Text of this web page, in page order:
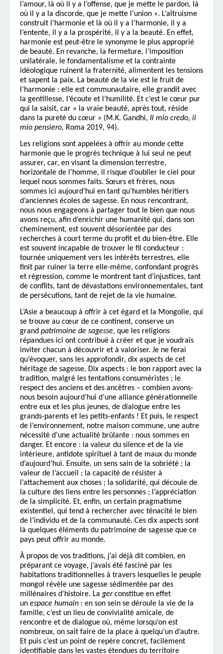
l’amour, là où il y a l’offense, que je mette le pardon, là
où il y a la discorde, que je mette l’union ». L’altruisme
construit l’harmonie et là où il y a l’harmonie, il y a
l’entente, il y a la prospérité, il y a la beauté. En effet,
harmonie est peut-être le synonyme le plus approprié
de beauté. En revanche, la fermeture, l’imposition
unilatérale, le fondamentalisme et la contrainte
idéologique ruinent la fraternité, alimentent les tensions
et sapent la paix. La beauté de la vie est le fruit de
l’harmonie : elle est communautaire, elle grandit avec
la gentillesse, l’écoute et l’humilité. Et c’est le cœur pur
qui la saisit, car « la vraie beauté, après tout, réside
dans la pureté du cœur » (M.K. Gandhi, Il mio credo, il
mio pensiero, Roma 2019, 94).
Les religions sont appelées à offrir au monde cette
harmonie que le progrès technique à lui seul ne peut
assurer, car, en visant la dimension terrestre,
horizontale de l’homme, il risque d’oublier le ciel pour
lequel nous sommes faits. Sœurs et frères, nous
sommes ici aujourd’hui en tant qu’humbles héritiers
d’anciennes écoles de sagesse. En nous rencontrant,
nous nous engageons à partager tout le bien que nous
avons reçu, afin d’enrichir une humanité qui, dans son
cheminement, est souvent désorientée par des
recherches à court terme du profit et du bien-être. Elle
est souvent incapable de trouver le fil conducteur :
tournée uniquement vers les intérêts terrestres, elle
finit par ruiner la terre elle-même, confondant progrès
et régression, comme le montrent tant d’injustices, tant
de conflits, tant de dévastations environnementales, tant
de persécutions, tant de rejet de la vie humaine.
L’Asie a beaucoup à offrir à cet égard et la Mongolie, qui
se trouve au cœur de ce continent, conserve un
grand patrimoine de sagesse, que les religions
répandues ici ont contribué à créer et que je voudrais
inviter chacun à découvrir et à valoriser. Je ne ferai
qu’évoquer, sans les approfondir, dix aspects de cet
héritage de sagesse. Dix aspects : le bon rapport avec la
tradition, malgré les tentations consuméristes ; le
respect des anciens et des ancêtres – combien avons-
nous besoin aujourd’hui d’une alliance générationnelle
entre eux et les plus jeunes, de dialogue entre les
grands-parents et les petits-enfants ! Et puis, le respect
de l’environnement, notre maison commune, une autre
nécessité d’une actualité brûlante : nous sommes en
danger. Et encore : la valeur du silence et de la vie
intérieure, antidote spirituel à tant de maux du monde
d’aujourd’hui. Ensuite, un sens sain de la sobriété ; la
valeur de l’accueil ; la capacité de résister à
l’attachement aux choses ; la solidarité, qui découle de
la culture des liens entre les personnes ; l’appréciation
de la simplicité. Et, enfin, un certain pragmatisme
existentiel, qui tend à rechercher avec ténacité le bien
de l’individu et de la communauté. Ces dix aspects sont
là quelques éléments du patrimoine de sagesse que ce
pays peut offrir au monde.
À propos de vos traditions, j’ai déjà dit combien, en
préparant ce voyage, j’avais été fasciné par les
habitations traditionnelles à travers lesquelles le peuple
mongol révèle une sagesse sédimentée par des
millénaires d’histoire. La gerconstitue en effet
un espace humain : en son sein se déroule la vie de la
famille, c’est un lieu de convivialité amicale, de
rencontre et de dialogue où, même lorsqu’on est
nombreux, on sait faire de la place à quelqu’un d’autre.
Et puis c’est un point de repère concret, facilement
identifiable dans les vastes étendues du territoire